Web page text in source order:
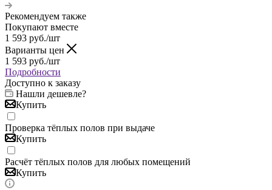
Рекомендуем также
Покупают вместе
1 593 руб./шт
Варианты цен
1 593 руб./шт
Подробности
Доступно к заказу
Нашли дешевле?
Купить
Проверка тёплых полов при выдаче
Купить
Расчёт тёплых полов для любых помещений
Купить